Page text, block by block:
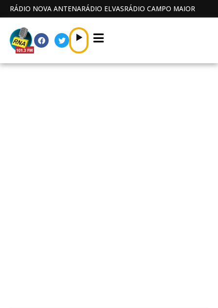
RÁDIO NOVA ANTENARÁDIO ELVASRÁDIO CAMPO MAIOR